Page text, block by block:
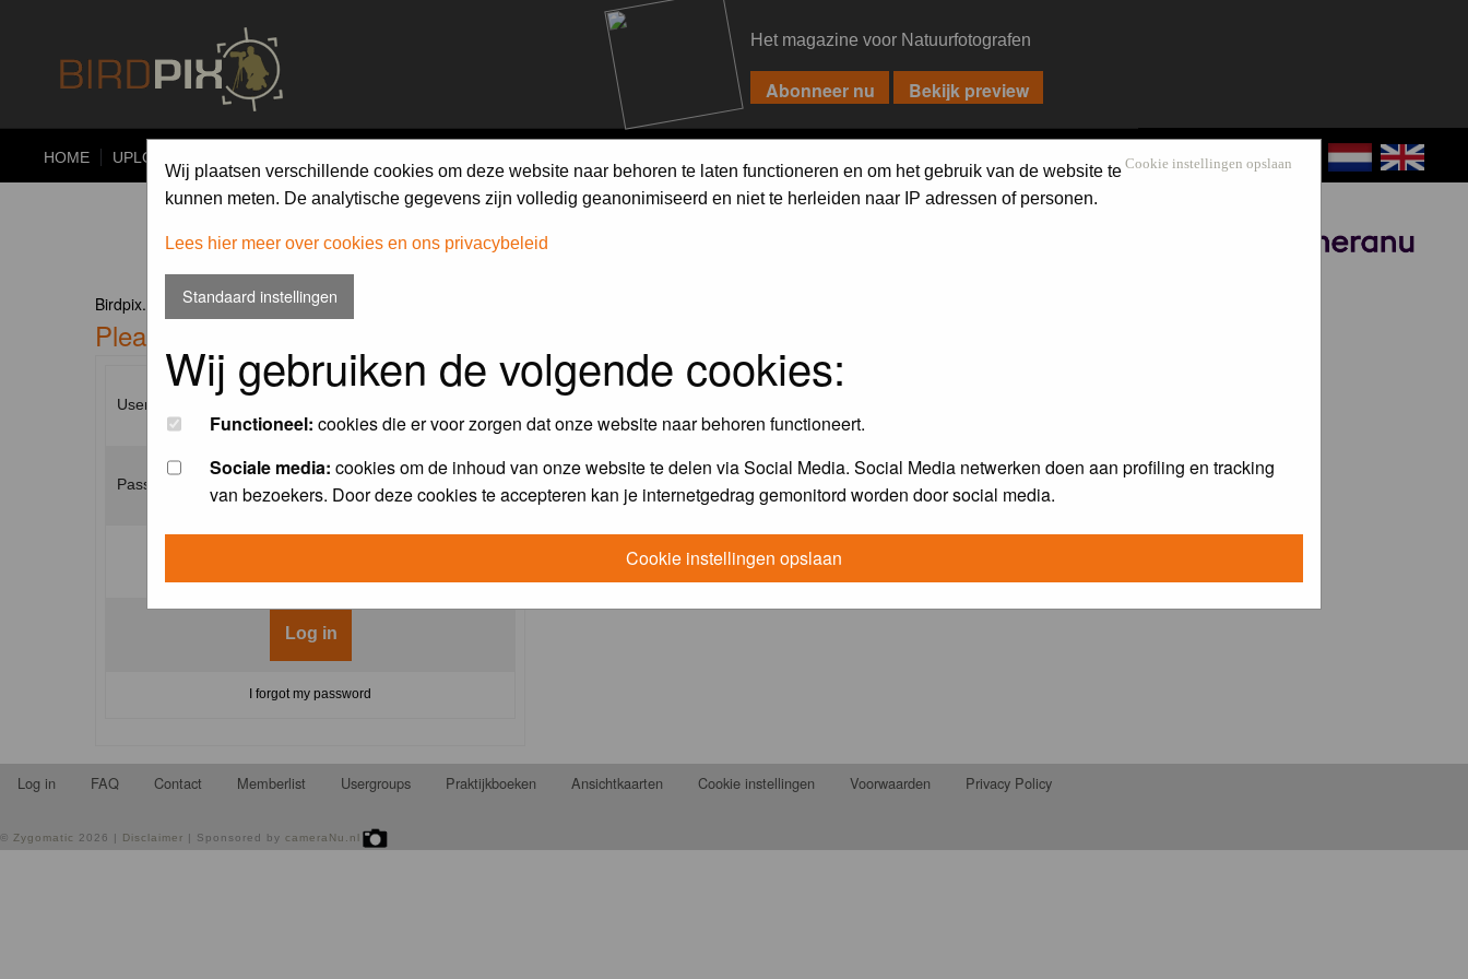
Het magazine voor Natuurfotografen
HOME UPLOAD Cookie instellingen opslaan
Wij plaatsen verschillende cookies om deze website naar behoren te laten functioneren en om het gebruik van de website te
kunnen meten. De analytische gegevens zijn volledig geanonimiseerd en niet te herleiden naar IP adressen of personen.
Lees hier meer over cookies en ons privacybeleid
Standaard instellingen
Wij gebruiken de volgende cookies:
Functioneel: cookies die er voor zorgen dat onze website naar behoren functioneert.
Sociale media: cookies om de inhoud van onze website te delen via Social Media. Social Media netwerken doen aan profiling en tracking
van bezoekers. Door deze cookies te accepteren kan je internetgedrag gemonitord worden door social media.
Cookie instellingen opslaan
Birdpix.nl Forum Index
Please enter your username and password to log in.
Username:
Password:
I forgot my password
Log in FAQ Contact Memberlist Usergroups Praktijkboeken Ansichtkaarten Cookie instellingen Voorwaarden Privacy Policy
© Zygomatic 2026 | Disclaimer | Sponsored by cameraNu.nl